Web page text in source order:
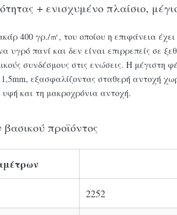
+ ενισχυμένο πλαίσιο,
400 γρ./㎡, του οποίου η επιφάνεια
υγρό πανί και δεν είναι επιρρεπείς σε
συνδέσμους στις ενώσεις. Η
εξασφαλίζοντας σταθερή αντοχή
και τη μακροχρόνια αντοχή.
προϊόντος
2252